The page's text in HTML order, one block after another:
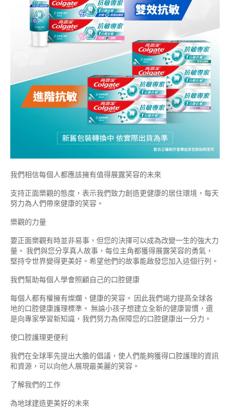
我們相信每個人都應該擁有值得展露笑容的未來
支持正面樂觀的態度，表示我們致力創造更健康的居住環境，每天
努力為人們帶來健康的笑容。
樂觀的力量
要正面樂觀有時並非易事，但您的決擇可以成為改變一生的強大力
量。 我們與您分享真人故事，每位主角都獲得展露笑容的勇氣，
堅持令世界變得更美好。希望他們的故事能啟發您加入這個行列。
我們幫助每個人學會照顧自己的口腔健康
每個人都有權擁有燦爛、健康的笑容。 因此我們竭力提高全球各
地的口腔健康護理標準。 無論小孩子想建立全新的健康習慣，還
是向專家學習新知識，我們努力為保障您的口腔健康出一分力。
使口腔護理更便利
我們在全球率先提出大膽的倡議，使人們能夠獲得口腔護理的資訊
和資源，可以向他人展現最美麗的笑容。
了解我們的工作
為地球建造更美好的未來